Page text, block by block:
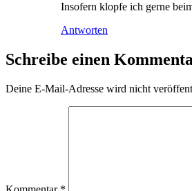
Insofern klopfe ich gerne
Antworten
Schreibe einen
Deine E-Mail-Adresse wird nicht